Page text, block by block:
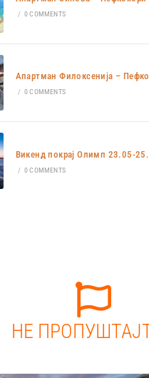
/ 0 COMMENTS
Апартман Филоксенија –
/ 0 COMMENTS
Викенд покрај Олимп 23.05-
/ 0 COMMENTS
НЕ